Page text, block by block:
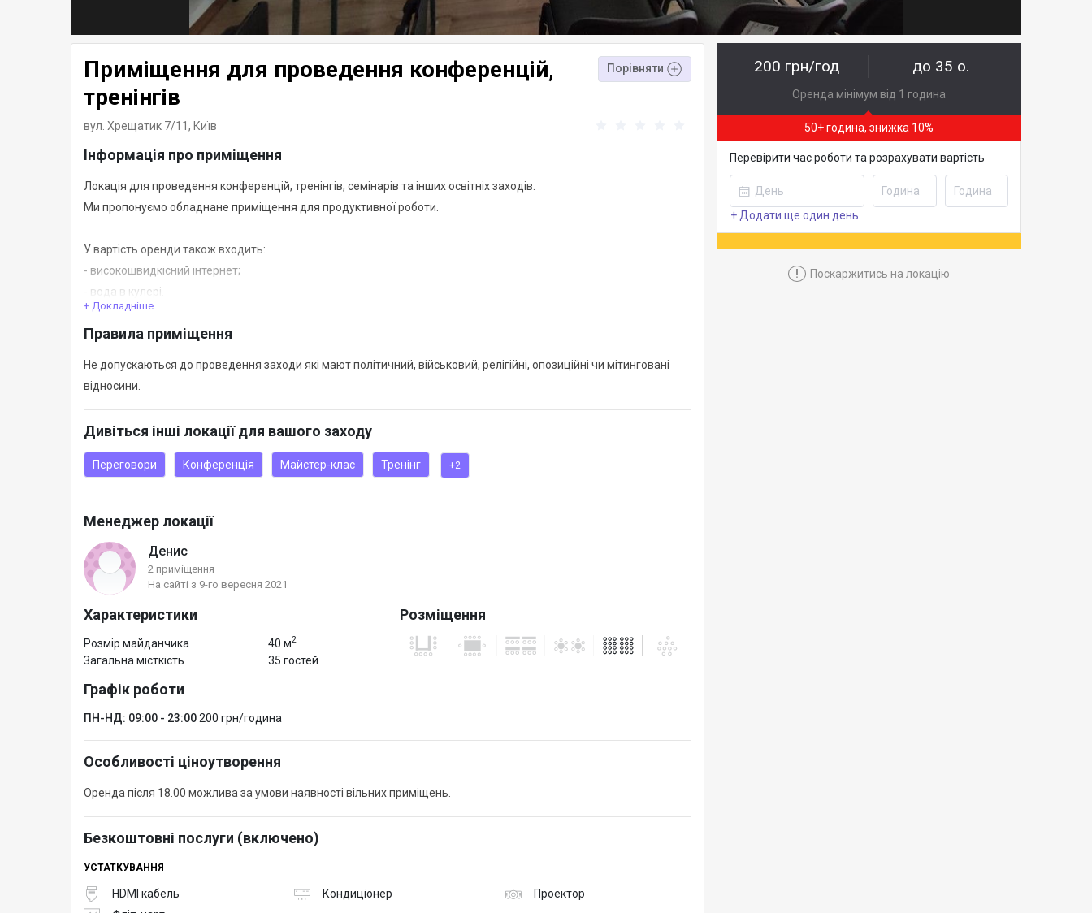
Приміщення для проведення конференцій,
тренінгів
Порівняти
вул. Хрещатик 7/11, Київ
Інформація про приміщення
Локація для проведення конференцій, тренінгів, семінарів та інших освітніх заходів.
Ми пропонуємо обладнане приміщення для продуктивної роботи.
У вартість оренди також входить:
- високошвидкісний інтернет;
- вода в кулері.
Окремо оплачується:
+ Докладніше
Правила приміщення
Не допускаються до проведення заходи які мают політичний, військовий, релігійні, опозиційні чи мітинговані
відносини.
Дивіться інші локації для вашого заходу
Переговори Конференція Майстер-клас Тренінг +2
Менеджер локації
Денис
2 приміщення
На сайті з 9-го вересня 2021
Характеристики
Розмір майданчика 40 м2
Загальна місткість 35 гостей
Розміщення
Графік роботи
ПН-НД: 09:00 - 23:00200 грн/година
Особливості ціноутворення
Оренда після 18.00 можлива за умови наявності вільних приміщень.
Безкоштовні послуги (включено)
УСТАТКУВАННЯ
HDMI кабель Кондиціонер
Проектор
200 грн/год до 35 о.
Оренда мінімум від 1 година
50+ година, знижка 10%
Перевірити час роботи та розрахувати вартість
+ Додати ще один день
! Поскаржитись на локацію